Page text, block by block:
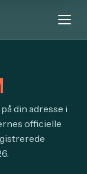
din adresse i
officielle